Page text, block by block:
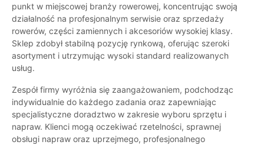
punkt w miejscowej branży rowerowej, koncentrując swoją
działalność na profesjonalnym serwisie oraz sprzedaży
rowerów, części zamiennych i akcesoriów wysokiej klasy.
Sklep zdobył stabilną pozycję rynkową, oferując szeroki
asortyment i utrzymując wysoki standard realizowanych
usług.
Zespół firmy wyróżnia się zaangażowaniem, podchodząc
indywidualnie do każdego zadania oraz zapewniając
specjalistyczne doradztwo w zakresie wyboru sprzętu i
napraw. Klienci mogą oczekiwać rzetelności, sprawnej
obsługi napraw oraz uprzejmego, profesjonalnego